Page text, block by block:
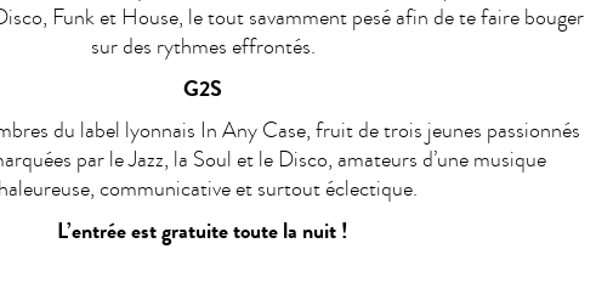
Funk et House, le tout savamment pesé afin de te faire bouger
sur des rythmes effrontés.
G2S
du label lyonnais In Any Case, fruit de trois jeunes passionnés
par le Jazz, la Soul et le Disco, amateurs d’une musique
communicative et surtout éclectique.
L’entrée est gratuite toute la nuit !